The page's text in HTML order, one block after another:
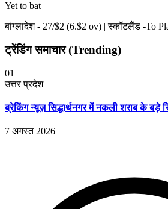
Yet to bat
बांग्लादेश - 27/$2 (6.$2 ov) | स्कॉटलैंड -To
ट्रेंडिंग समाचार (Trending)
01
उत्तर प्रदेश
ब्रेकिंग न्यूज़ सिद्धार्थनगर में नकली शराब के बड़े
7 अगस्त 2026